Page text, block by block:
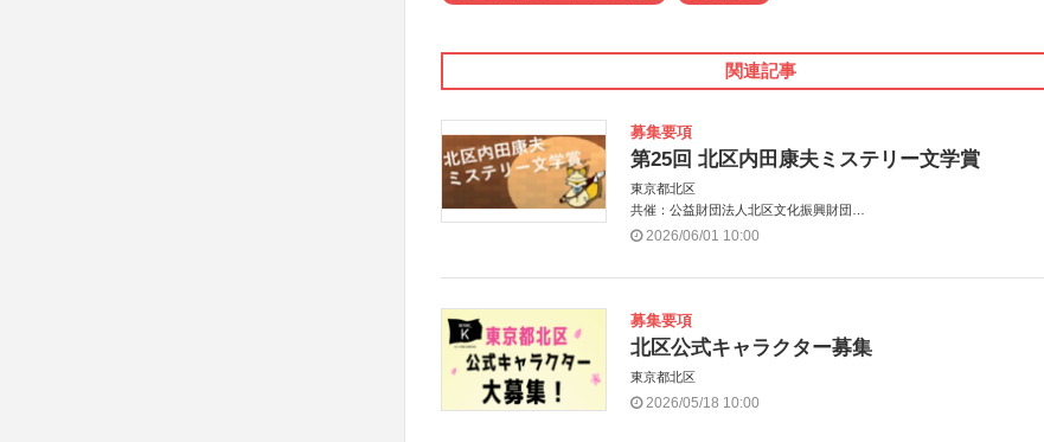
関連記事
募集要項
第25回 北区内田康夫ミステリー文学賞
東京都北区
共催：公益財団法人北区文化振興財団
協力：一般財団法人内田康夫財団
2026/06/01 10:00
募集要項
北区公式キャラクター募集
東京都北区
2026/05/18 10:00